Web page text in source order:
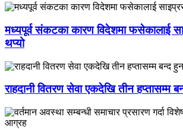
मध्यपूर्व संकटका कारण विदेशमा फसेकालाई
थप्यो
राहदानी वितरण सेवा एकदेखि तीन हप्तासम्म